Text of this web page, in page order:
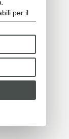
per il
o
Per